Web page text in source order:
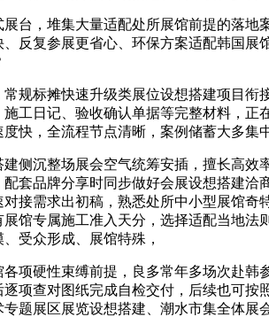
，堆集大量适配处所展馆前提的落地
反复参展更省心、环保方案适配韩国
标摊快速升级类展位设想搭建项目衔
工日记、验收确认单据等完整材料，
快，全流程节点清晰，案例储蓄大多
沉整场展会空气统筹安插，擅长高效
套品牌分享时同步做好会展设想搭建
接需求出初稿，熟悉处所中小型展馆
馆专属施工准入天分，选择适配当地
受众形成、展馆特殊，
硬性束缚前提，良多常年多场次赴韩
项查对图纸完成自检交付，后续也可
题展区展览设想搭建、潮水市集全体